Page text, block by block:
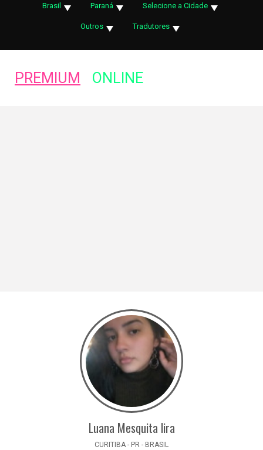
Brasil Paraná Selecione a Cidade
Outros Tradutores
PREMIUM ONLINE
Luana Mesquita lira
CURITIBA - PR - BRASIL